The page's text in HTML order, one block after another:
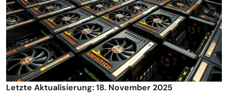
Letzte Aktualisierung: 18. November 2025